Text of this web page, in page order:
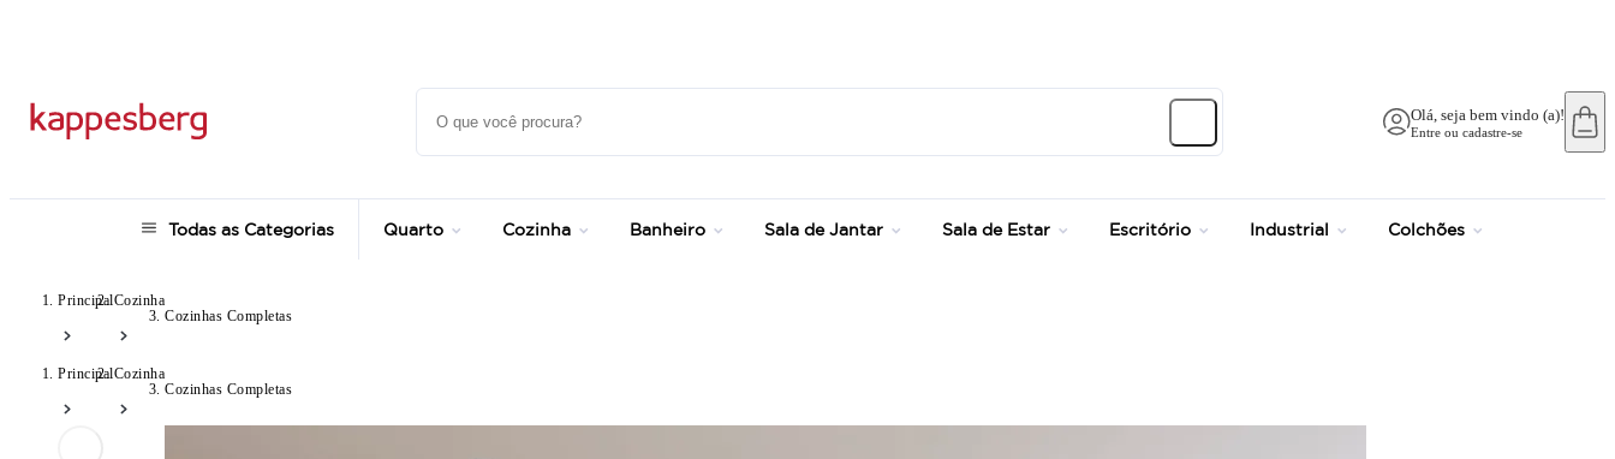
Olá, seja bem vindo (a)!
Entre ou cadastre-se
Todas as Categorias Quarto Cozinha Banheiro Sala de Jantar Sala de Estar Escritório Industrial Colchões
PrincipalCozinha
Cozinhas Completas
PrincipalCozinha
Cozinhas Completas